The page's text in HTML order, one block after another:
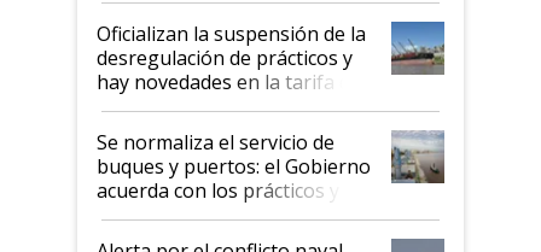
Oficializan la suspensión de la
desregulación de prácticos y
hay novedades en la tarifa de
la hidrovía
Se normaliza el servicio de
buques y puertos: el Gobierno
acuerda con los prácticos y
suspende el decreto de
desregulación